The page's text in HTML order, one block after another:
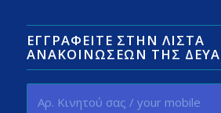
ΕΓΓΡΑΦΕΊΤΕ ΣΤΗΝ ΛΊΣΤΑ
ΑΝΑΚΟΙΝΏΣΕΩΝ ΤΗΣ